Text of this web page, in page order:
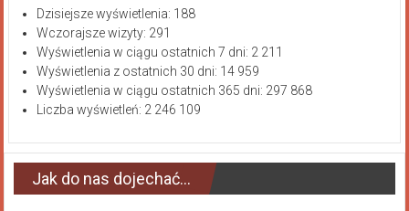
Dzisiejsze wyświetlenia: 188
Wczorajsze wizyty: 291
Wyświetlenia w ciągu ostatnich 7 dni: 2 211
Wyświetlenia z ostatnich 30 dni: 14 959
Wyświetlenia w ciągu ostatnich 365 dni: 297 868
Liczba wyświetleń: 2 246 109
Jak do nas dojechać…